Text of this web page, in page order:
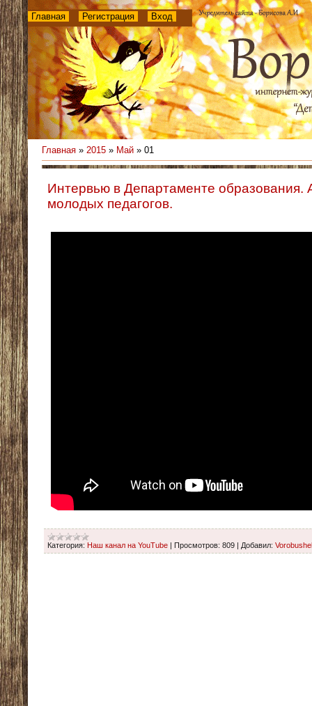
Главная Регистрация Вход
Главная » 2015 » Май » 01
Интервью в Департаменте
молодых педагогов.
Категория: Наш канал на YouTube | Просмотров: 809 | Добавил: